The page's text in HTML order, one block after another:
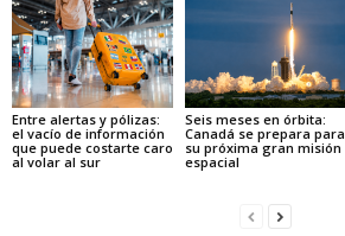
Entre alertas y pólizas:
el vacío de información
que puede costarte caro
al volar al sur
Seis meses en órbita:
Canadá se prepara para
su próxima gran misión
espacial